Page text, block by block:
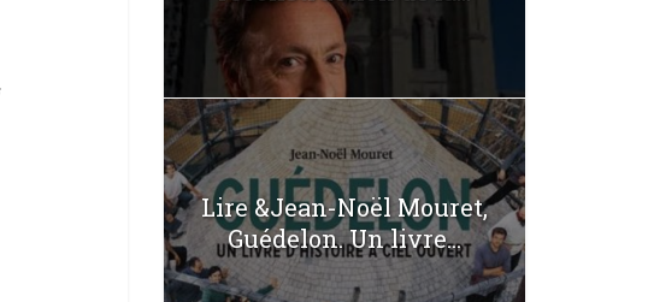
Lire &Jean-Noël Mouret,
Guédelon. Un livre...